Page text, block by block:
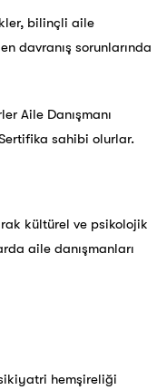
bilinçli aile
davranış sorunlarında
Aile Danışmanı
sahibi olurlar.
kültürel ve psikolojik
aile danışmanları
hemşireliği